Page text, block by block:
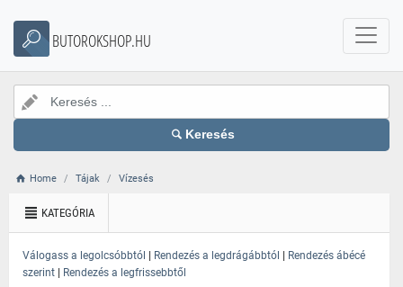
BUTOROKSHOP.HU
Keresés
Home Tájak Vízesés
KATEGÓRIA
Válogass a legolcsóbbtól | Rendezés a legdrágábbtól | Rendezés ábécé
szerint | Rendezés a legfrissebbtől